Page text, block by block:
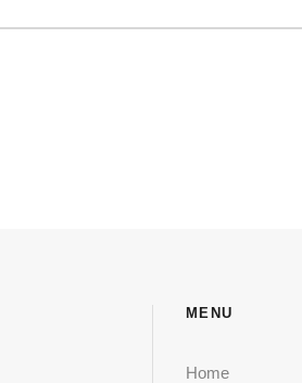
MENU
Home